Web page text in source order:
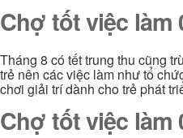
Chợ tốt việc làm
Tháng 8 có tết trung thu cũng
trẻ nên các việc làm như tổ
chơi giải trí dành cho trẻ phát
Chợ tốt việc làm